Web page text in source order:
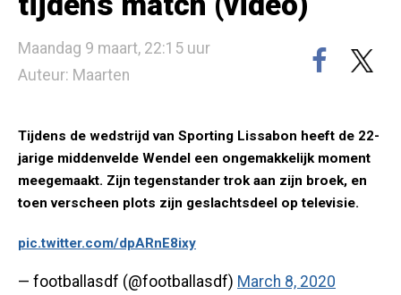
Maandag 9 maart, 22:15 uur
Auteur: Maarten
Tijdens de wedstrijd van Sporting Lissabon heeft de 22-
jarige middenvelde Wendel een ongemakkelijk moment
meegemaakt. Zijn tegenstander trok aan zijn broek, en
toen verscheen plots zijn geslachtsdeel op televisie.
pic.twitter.com/dpARnE8ixy
— footballasdf (@footballasdf) March 8, 2020